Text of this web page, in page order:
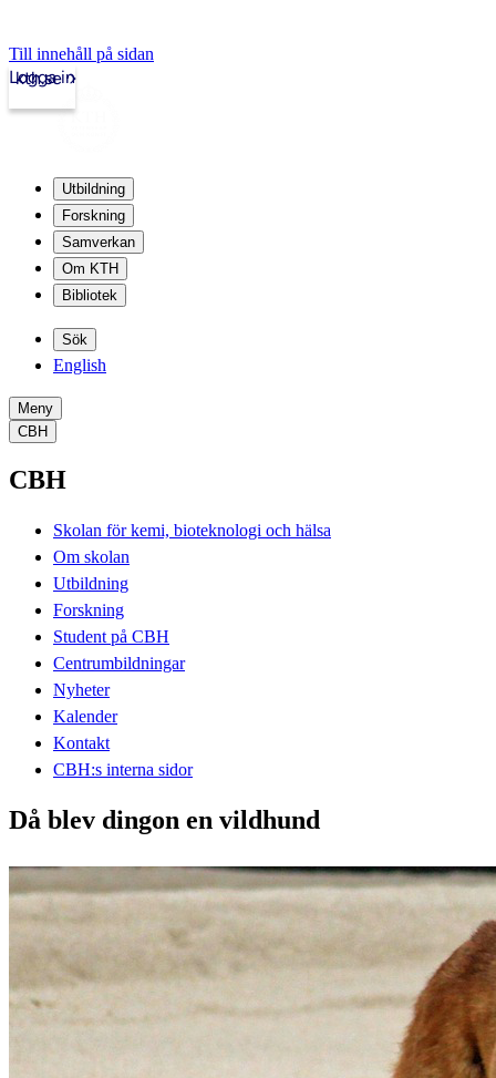
Till innehåll på sidan
kth.se
Logga in
Utbildning
Forskning
Samverkan
Om KTH
Bibliotek
Sök
English
Meny
CBH
CBH
Skolan för kemi, bioteknologi och hälsa
Om skolan
Utbildning
Forskning
Student på CBH
Centrumbildningar
Nyheter
Kalender
Kontakt
CBH:s interna sidor
Då blev dingon en vildhund